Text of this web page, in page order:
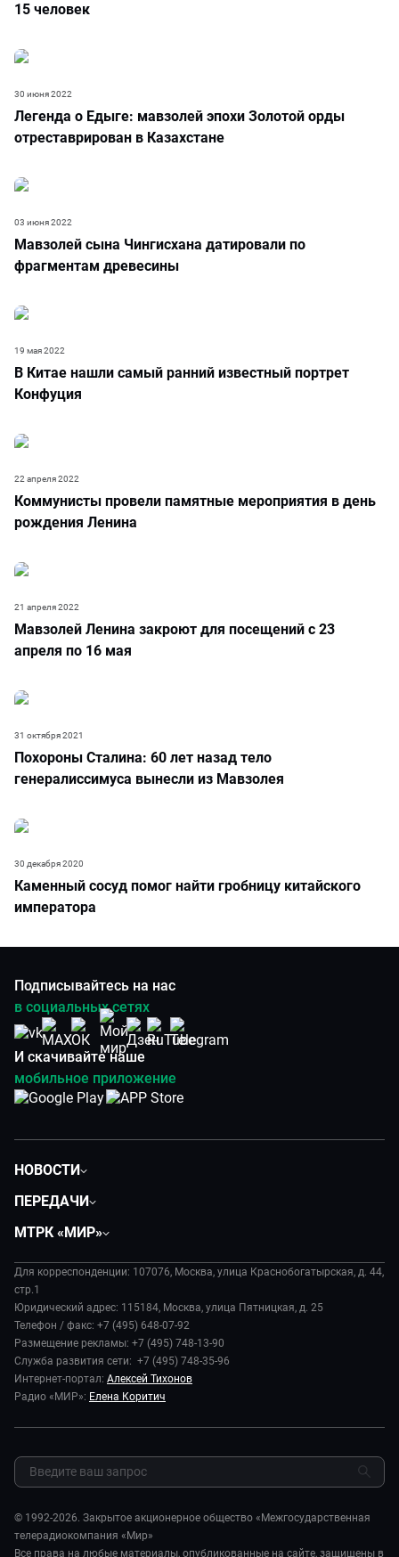
15 человек
Легенда о Едыге: мавзолей эпохи Золотой орды
отреставрирован в Казахстане
30 июня 2022
Мавзолей сына Чингисхана датировали по
фрагментам древесины
03 июня 2022
В Китае нашли самый ранний известный портрет
Конфуция
19 мая 2022
Коммунисты провели памятные мероприятия в день
рождения Ленина
22 апреля 2022
Мавзолей Ленина закроют для посещений с 23
апреля по 16 мая
21 апреля 2022
Похороны Сталина: 60 лет назад тело
генералиссимуса вынесли из Мавзолея
31 октября 2021
Каменный сосуд помог найти гробницу китайского
императора
30 декабря 2020
Подписывайтесь на нас
в социальных сетях
И скачивайте наше
мобильное приложение
НОВОСТИ
Экономика
Происшествия
В содружестве
В мире
Наука и технологии
Здоровье и медицина
Спорт
Шоу-бизнес
Стиль жизни
Сад и огород
ПЕРЕДАЧИ
Дела судебные
Диктор делает
Игра в кино
Игра в кино. Мультфильмы
Исторический детектив
Миллион за 5 минут
Мировое соглашение
Предварительный диагноз
Пять причин поехать в...
МТРК «МИР»
История
Руководство
Новости компании
Пресса о нас
Карьера
Реклама
Закупки и тендеры
Обратная связь
Для корреспонденции: 107076, Москва, улица Краснобогатырская, д. 44,
стр.1
Юридический адрес: 115184, Москва, улица Пятницкая, д. 25
Телефон / факс: +7 (495) 648-07-92
Размещение рекламы: +7 (495) 748-13-90
Служба развития сети: +7 (495) 748-35-96
Интернет-портал: Алексей Тихонов
Радио «МИР»: Елена Коритич
© 1992-2026. Закрытое акционерное общество «Межгосударственная
телерадиокомпания «Мир»
Все права на любые материалы, опубликованные на сайте, защищены в